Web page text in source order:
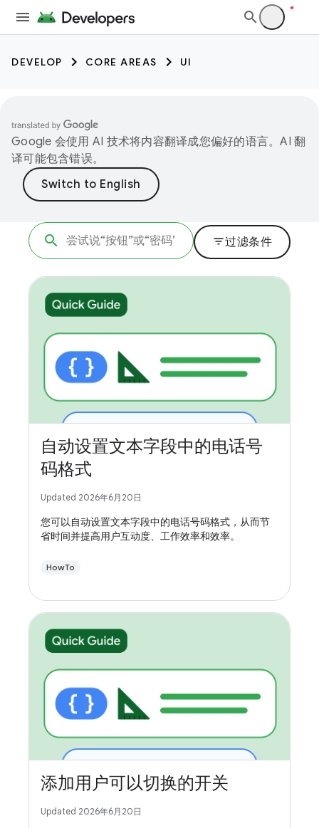
DEVELOP CORE AREAS UI
Google 会使用 AI 技术将内容翻译成您偏好的语言。AI 翻
译可能包含错误。
filter_list过滤条件
自动设置文本字段中的电话号
码格式
Updated 2026年6月20日
您可以自动设置文本字段中的电话号码格式，从而节
省时间并提高用户互动度、工作效率和效率。
HowTo
添加用户可以切换的开关
Updated 2026年6月20日